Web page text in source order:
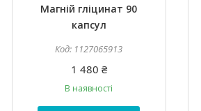
Магній гліцинат 90
капсул
1127065913
1 480 ₴
В наявності